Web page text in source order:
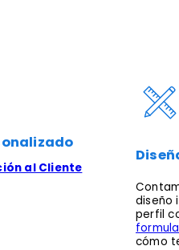
al Cliente
diseño
perfil
cómo